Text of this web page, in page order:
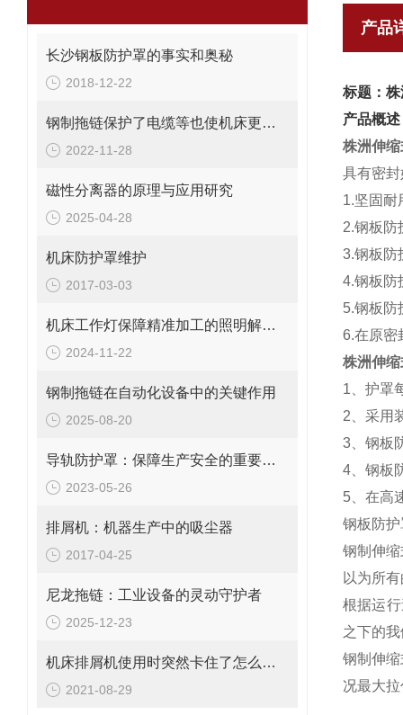
长沙钢板防护罩的事实和奥秘
2018-12-22
钢制拖链保护了电缆等也使机床更美观
2022-11-28
磁性分离器的原理与应用研究
2025-04-28
机床防护罩维护
2017-03-03
机床工作灯保障精准加工的照明解决方案
2024-11-22
钢制拖链在自动化设备中的关键作用
2025-08-20
导轨防护罩：保障生产安全的重要工具
2023-05-26
排屑机：机器生产中的吸尘器
2017-04-25
尼龙拖链：工业设备的灵动守护者
2025-12-23
机床排屑机使用时突然卡住了怎么办？
2021-08-29
产品
标题：
产品概述
株洲伸
具有密
1.坚固耐
2.钢板防
3.钢板防
4.钢板防
5.钢板防
6.在原
株洲伸
1、护罩
2、采用
3、钢板
4、钢板
5、在高
钢板防
钢制伸
以为所
根据运
之下的
钢制伸
况最大